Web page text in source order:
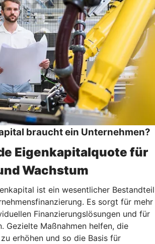
braucht ein Unternehmen?
Eigenkapitalquote für
Wachstum
ist ein wesentlicher Bestandteil
Es sorgt für mehr
Finanzierungslösungen und für
Gezielte Maßnahmen helfen, die
erhöhen und so die Basis für